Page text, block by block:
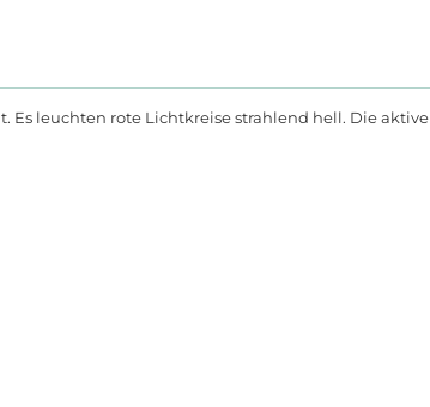
Es leuchten rote Lichtkreise strahlend hell. Die aktive